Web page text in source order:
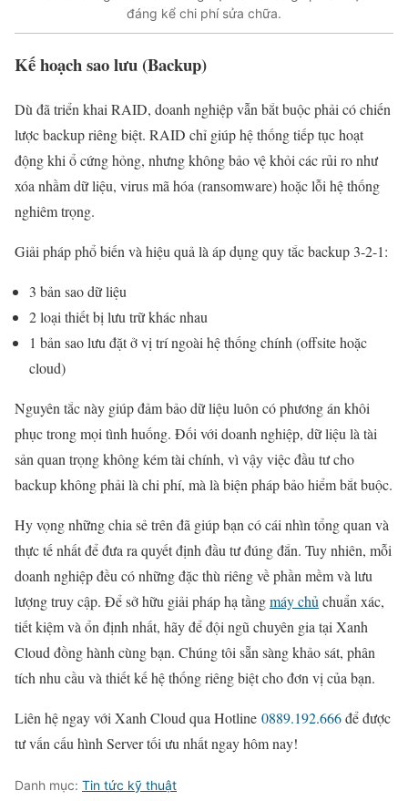
đáng kể chi phí sửa chữa.
Kế hoạch sao lưu (Backup)
Dù đã triển khai RAID, doanh nghiệp vẫn bắt buộc phải có chiến
lược backup riêng biệt. RAID chỉ giúp hệ thống tiếp tục hoạt
động khi ổ cứng hỏng, nhưng không bảo vệ khỏi các rủi ro như
xóa nhầm dữ liệu, virus mã hóa (ransomware) hoặc lỗi hệ thống
nghiêm trọng.
Giải pháp phổ biến và hiệu quả là áp dụng quy tắc backup 3-2-1:
3 bản sao dữ liệu
2 loại thiết bị lưu trữ khác nhau
1 bản sao lưu đặt ở vị trí ngoài hệ thống chính (offsite hoặc
cloud)
Nguyên tắc này giúp đảm bảo dữ liệu luôn có phương án khôi
phục trong mọi tình huống. Đối với doanh nghiệp, dữ liệu là tài
sản quan trọng không kém tài chính, vì vậy việc đầu tư cho
backup không phải là chi phí, mà là biện pháp bảo hiểm bắt buộc.
Hy vọng những chia sẻ trên đã giúp bạn có cái nhìn tổng quan và
thực tế nhất để đưa ra quyết định đầu tư đúng đắn. Tuy nhiên, mỗi
doanh nghiệp đều có những đặc thù riêng về phần mềm và lưu
lượng truy cập. Để sở hữu giải pháp hạ tầngmáy chủ chuẩn xác,
tiết kiệm và ổn định nhất, hãy để đội ngũ chuyên gia tại Xanh
Cloud đồng hành cùng bạn. Chúng tôi sẵn sàng khảo sát, phân
tích nhu cầu và thiết kế hệ thống riêng biệt cho đơn vị của bạn.
Liên hệ ngay với Xanh Cloud qua Hotline 0889.192.666để được
tư vấn cấu hình Server tối ưu nhất ngay hôm nay!
Danh mục: Tin tức kỹ thuật